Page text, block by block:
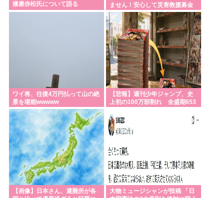
播磨赤松氏について語る
ません！安心して災害救援募金
をしてください！」
ワイ将、往復4万円払って山の絶
景を堪能wwwww
【悲報】週刊少年ジャンプ、史
上初の100万部割れ 全盛期653
「100万
【画像】日本さん、避難所が各
大物ミュージシャンが投稿 「日